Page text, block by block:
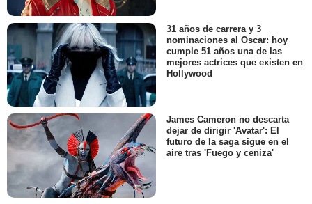
31 años de carrera y 3
nominaciones al Oscar: hoy
cumple 51 años una de las
mejores actrices que existen en
Hollywood
James Cameron no descarta
dejar de dirigir 'Avatar': El
futuro de la saga sigue en el
aire tras 'Fuego y ceniza'